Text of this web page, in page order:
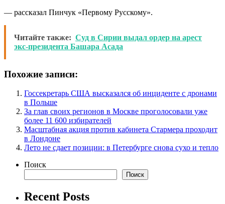
— рассказал Пинчук «Первому Русскому».
Читайте также: Суд в Сирии выдал ордер на арест
экс-президента Башара Асада
Похожие записи:
Госсекретарь США высказался об инциденте с дронами
в Польше
За глав своих регионов в Москве проголосовали уже
более 11 600 избирателей
Масштабная акция против кабинета Стармера проходит
в Лондоне
Лето не сдает позиции: в Петербурге снова сухо и тепло
Поиск
Поиск
Recent Posts